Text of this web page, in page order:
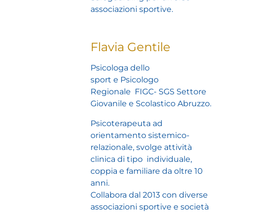
associazioni sportive.
Flavia Gentile
Psicologa dello
sport e Psicologo
Regionale FIGC- SGS Settore
Giovanile e Scolastico Abruzzo.
Psicoterapeuta ad
orientamento sistemico-
relazionale, svolge attività
clinica di tipo individuale,
coppia e familiare da oltre 10
anni.
Collabora dal 2013 con diverse
associazioni sportive e società